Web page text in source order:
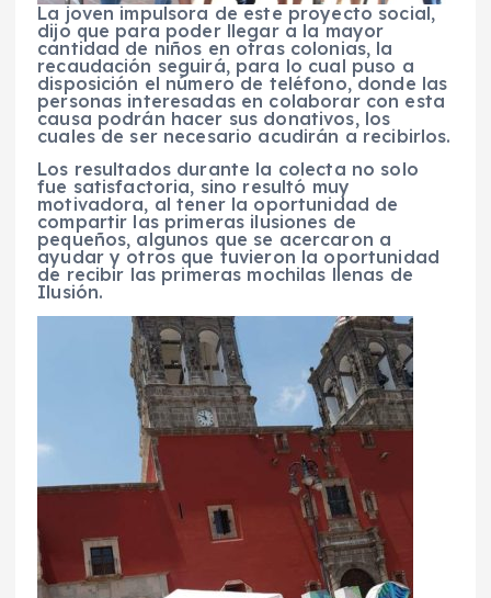
La joven impulsora de este proyecto social,
dijo que para poder llegar a la mayor
cantidad de niños en otras colonias, la
recaudación seguirá, para lo cual puso a
disposición el número de teléfono, donde las
personas interesadas en colaborar con esta
causa podrán hacer sus donativos, los
cuales de ser necesario acudirán a recibirlos.
Los resultados durante la colecta no solo
fue satisfactoria, sino resultó muy
motivadora, al tener la oportunidad de
compartir las primeras ilusiones de
pequeños, algunos que se acercaron a
ayudar y otros que tuvieron la oportunidad
de recibir las primeras mochilas llenas de
Ilusión.